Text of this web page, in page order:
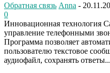
Обратная связь Anna -
0
Инновационная технология
управление телефонными
Программа позволяет
пользователю текстовое
аудиофайл, сохранять ответы...